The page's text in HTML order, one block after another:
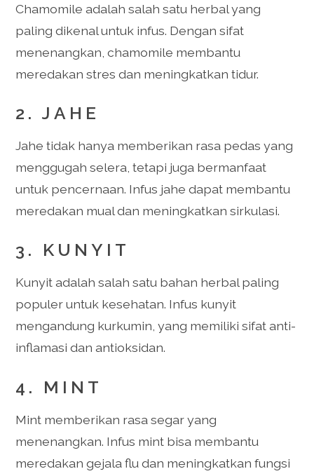
Chamomile adalah salah satu herbal yang
paling dikenal untuk infus. Dengan sifat
menenangkan, chamomile membantu
meredakan stres dan meningkatkan tidur.
2. JAHE
Jahe tidak hanya memberikan rasa pedas yang
menggugah selera, tetapi juga bermanfaat
untuk pencernaan. Infus jahe dapat membantu
meredakan mual dan meningkatkan sirkulasi.
3. KUNYIT
Kunyit adalah salah satu bahan herbal paling
populer untuk kesehatan. Infus kunyit
mengandung kurkumin, yang memiliki sifat anti-
inflamasi dan antioksidan.
4. MINT
Mint memberikan rasa segar yang
menenangkan. Infus mint bisa membantu
meredakan gejala flu dan meningkatkan fungsi